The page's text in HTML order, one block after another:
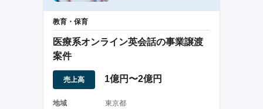
教育・保育
医療系オンライン英会話の事業譲渡
案件
売上高 1億円〜2億円
地域
東京都